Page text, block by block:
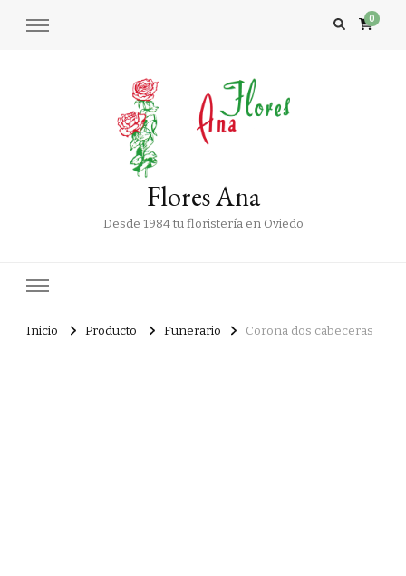
0
Flores Ana
Desde 1984 tu floristería en Oviedo
Inicio Producto Funerario Corona dos cabeceras